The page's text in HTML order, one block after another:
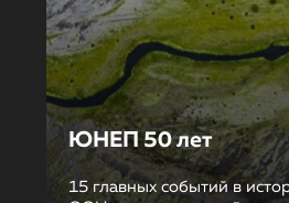
ЮНЕП 50 лет
15 главных событий в